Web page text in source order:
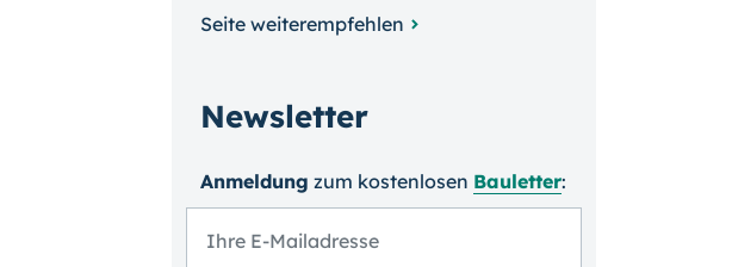
Seite weiterempfehlen
Newsletter
Anmeldung zum kosten­losen Bauletter: